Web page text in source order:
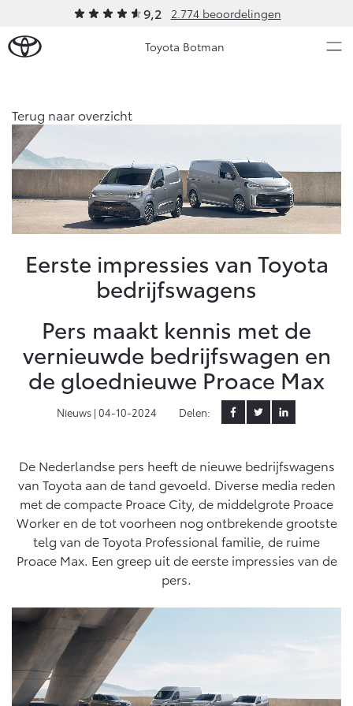
9,2 2.774 beoordelingen
Toyota Botman
Ons bedrijf
Ons bedrijf
Onze medewerkers
Contact en Route
Vacatures
Klantbeoordelingen
Klachtenprocedure
Sponsorbeleid
MVO
Klant aanbrengen
Modellen
Aygo X
HYBRIDE
Vanaf € 23.750,-
Yaris
HYBRIDE
Vanaf € 27.195,-
Yaris Cross
HYBRIDE
Vanaf € 31.895,-
Urban Cruiser
Vanaf € 32.995,-
Corolla Hatchback
Vanaf € 33.495,-
Corolla Touring Sports
Vanaf € 35.495,-
Occasions
Service & Onderhoud
Werkplaatsafspraak
Onderhoud op Maat
Airco check
Vakantiecheck
Hybride Zekerheid Controle
Toyota handleidingen
Toyota Service Informatie (SIL)
Toyota Pechhulp
Schade & Glasherstel
10 jaar Toyota garantie
Diensten
Bereken je maandbedrag
Private Lease voor ZZP
Financieren
Oplaadservice
Thuislaadpakketten
Laadpas
Zakelijk
Toyota voor de zaak
Leaserijder
ZZP
Wagenparkbeheer
Leasen
Financial Lease
Operational Lease
Contact en Route
Schade melden
Vraag een brochure aan
Bekijk de verwachte modellen
Terug naar overzicht
Eerste impressies van Toyota
bedrijfswagens
Pers maakt kennis met de
vernieuwde bedrijfswagen en
de gloednieuwe Proace Max
Nieuws | 04-10-2024 Delen:
De Nederlandse pers heeft de nieuwe bedrijfswagens
van Toyota aan de tand gevoeld. Diverse media reden
met de compacte Proace City, de middelgrote Proace
Worker en de tot voorheen nog ontbrekende grootste
telg van de Toyota Professional familie, de ruime
Proace Max. Een greep uit de eerste impressies van de
pers.